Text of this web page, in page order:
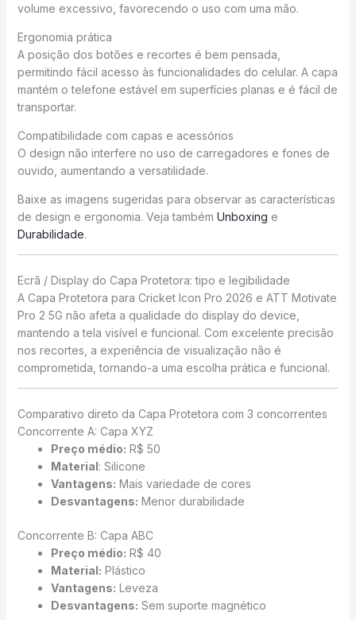
volume excessivo, favorecendo o uso com uma mão.
Ergonomia prática
A posição dos botões e recortes é bem pensada,
permitindo fácil acesso às funcionalidades do celular. A capa
mantém o telefone estável em superfícies planas e é fácil de
transportar.
Compatibilidade com capas e acessórios
O design não interfere no uso de carregadores e fones de
ouvido, aumentando a versatilidade.
Baixe as imagens sugeridas para observar as características
de design e ergonomia. Veja também Unboxing e
Durabilidade.
Ecrã / Display do Capa Protetora: tipo e legibilidade
A Capa Protetora para Cricket Icon Pro 2026 e ATT Motivate
Pro 2 5G não afeta a qualidade do display do device,
mantendo a tela visível e funcional. Com excelente precisão
nos recortes, a experiência de visualização não é
comprometida, tornando-a uma escolha prática e funcional.
Comparativo direto da Capa Protetora com 3 concorrentes
Concorrente A: Capa XYZ
Preço médio: R$ 50
Material: Silicone
Vantagens: Mais variedade de cores
Desvantagens: Menor durabilidade
Concorrente B: Capa ABC
Preço médio: R$ 40
Material: Plástico
Vantagens: Leveza
Desvantagens: Sem suporte magnético